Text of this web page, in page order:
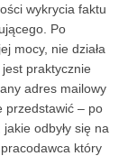
wykrycia faktu
Po
mocy, nie działa
praktycznie
adres mailowy
przedstawić – po
odbyły się na
który